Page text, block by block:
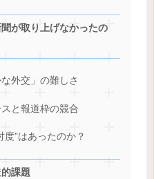
が取り上げなかったの
外交」の難しさ
と報道枠の競合
”はあったのか？
課題